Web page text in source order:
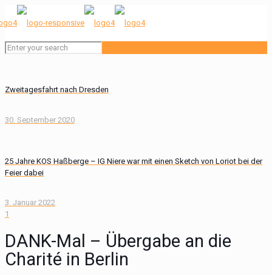
Zweitagesfahrt nach Dresden
30. September 2020
25 Jahre KOS Haßberge – IG Niere war mit einen Sketch von Loriot bei der
Feier dabei
3. Januar 2022
1
DANK-Mal – Übergabe an die
Charité in Berlin